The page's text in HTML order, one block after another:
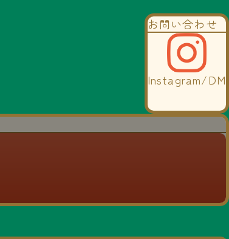
お問い合わせ
Instagram/DM